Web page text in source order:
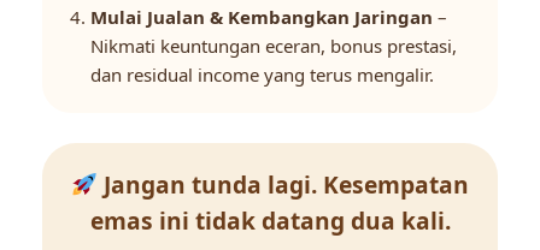
Mulai Jualan & Kembangkan Jaringan –
Nikmati keuntungan eceran, bonus prestasi,
dan residual income yang terus mengalir.
Jangan tunda lagi. Kesempatan
emas ini tidak datang dua kali.